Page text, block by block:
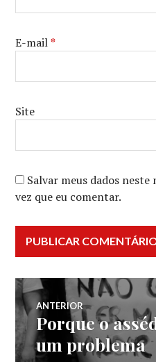
E-mail*
Site
Salvar meus dados
vez que eu comentar.
Navegação
de
ANTERIOR
Post
anterior:
Porque o
um problema